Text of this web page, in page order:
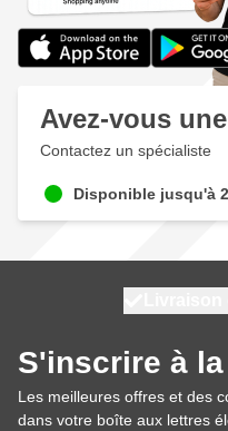
Avez-vous
Contactez un spécialiste
Disponible jusqu'à
S'inscrire à
Les meilleures offres et des
dans votre boîte aux lettres